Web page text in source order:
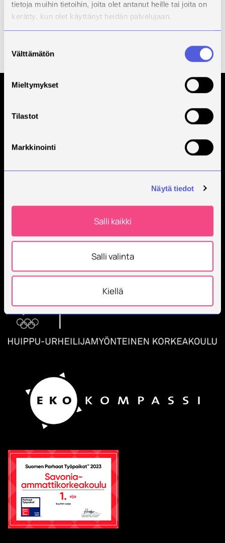
tietoja muihin tietoihin, joita olet antanut heille tai joita on
kerätty, kun olet käyttänyt heidän palvelujaan.
valinta
Välttämätön
Mieltymykset
Tilastot
Markkinointi
Näytä tiedot
Salli kaikki
Salli valinta
Kiellä
Tulokset
Kumppanit
Rahoittaja
Business
Finland
Savonia on kansainvälinen työelämäläheinen
korkeakoulu, joka kouluttaa, tutkii, kehittää ja
innovoi.